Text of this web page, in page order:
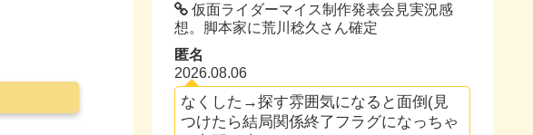
仮面ライダーマイス制作発表会見実況感
想。脚本家に荒川稔久さん確定
匿名
2026.08.06
なくした→探す雰囲気になると面倒(見
つけたら結局関係終了フラグになっちゃ